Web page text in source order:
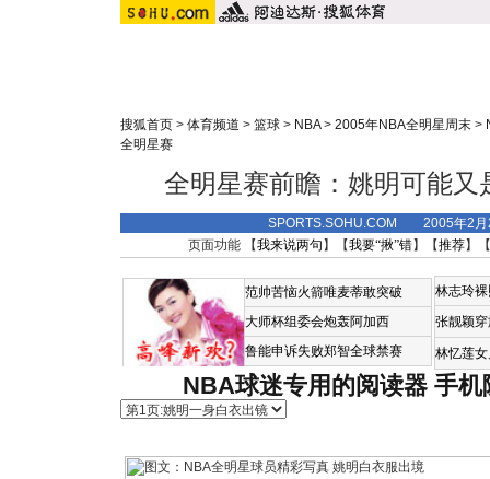
搜狐首页 > 体育频道 > 篮球 > NBA> 2005年NBA全明星周末 >
全明星赛
全明星赛前瞻：姚明可能又
SPORTS.SOHU.COM 2005年2
页面功能 【我来说两句 】【我要“揪”错】【推荐】
范帅苦恼火箭唯麦蒂敢突破
大师杯组委会炮轰阿加西
鲁能申诉失败郑智全球禁赛
林志玲
张靓颖
林忆莲
NBA球迷专用的阅读器 手机